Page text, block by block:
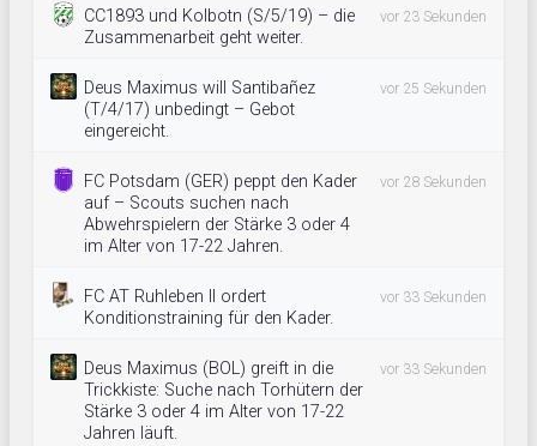
CC1893 und Kolbotn (S/5/19) – die
Zusammenarbeit geht weiter.
vor 23 Sekunden
Deus Maximus will Santibañez
(T/4/17) unbedingt – Gebot
eingereicht.
vor 25 Sekunden
FC Potsdam (GER) peppt den Kader
auf – Scouts suchen nach
Abwehrspielern der Stärke 3 oder 4
im Alter von 17-22 Jahren.
vor 28 Sekunden
FC AT Ruhleben II ordert
Konditionstraining für den Kader.
vor 33 Sekunden
Deus Maximus (BOL) greift in die
Trickkiste: Suche nach Torhütern der
Stärke 3 oder 4 im Alter von 17-22
Jahren läuft.
vor 33 Sekunden